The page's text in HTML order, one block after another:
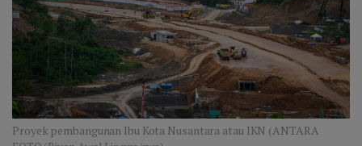
Proyek pembangunan Ibu Kota Nusantara atau IKN (ANTARA